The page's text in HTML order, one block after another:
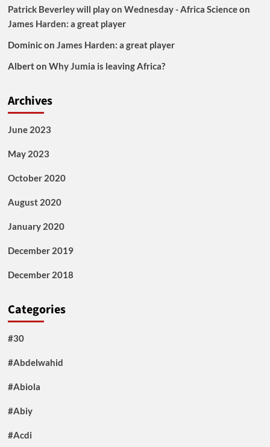
Patrick Beverley will play on Wednesday - Africa Scienceon
James Harden: a great player
Dominicon James Harden: a great player
Alberton Why Jumia is leaving Africa?
Archives
June 2023
May 2023
October 2020
August 2020
January 2020
December 2019
December 2018
Categories
#30
#Abdelwahid
#Abiola
#Abiy
#Acdi